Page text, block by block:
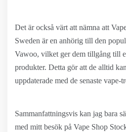
Det är också värt att nämna att
Sweden är en anhörig till den
Vawoo, vilket ger dem tillgång till
produkter. Detta gör att de alltid
uppdaterade med de senaste vape-
Sammanfattningsvis kan jag bara
med mitt besök på Vape Shop